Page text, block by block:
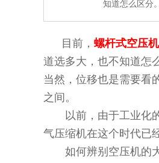
知道怎么区分
目前， 螺杆式空压机
道选多大，也不知道怎
当然，位移也是需要看
之间。
以前，由于工业化的
气压缩机在这个时代已
如何辨别空压机的